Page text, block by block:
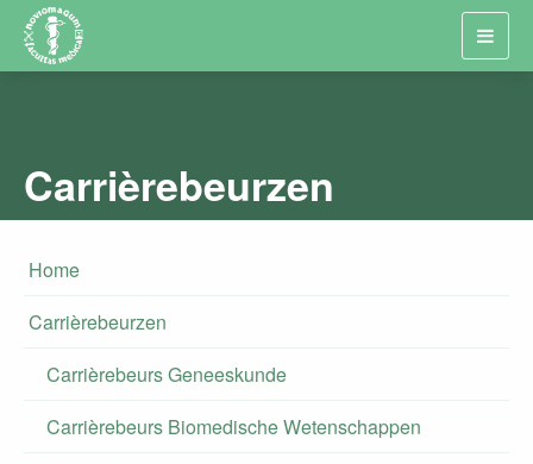
Carrièrebeurzen
Home
Carrièrebeurzen
Carrièrebeurs Geneeskunde
Carrièrebeurs Biomedische Wetenschappen